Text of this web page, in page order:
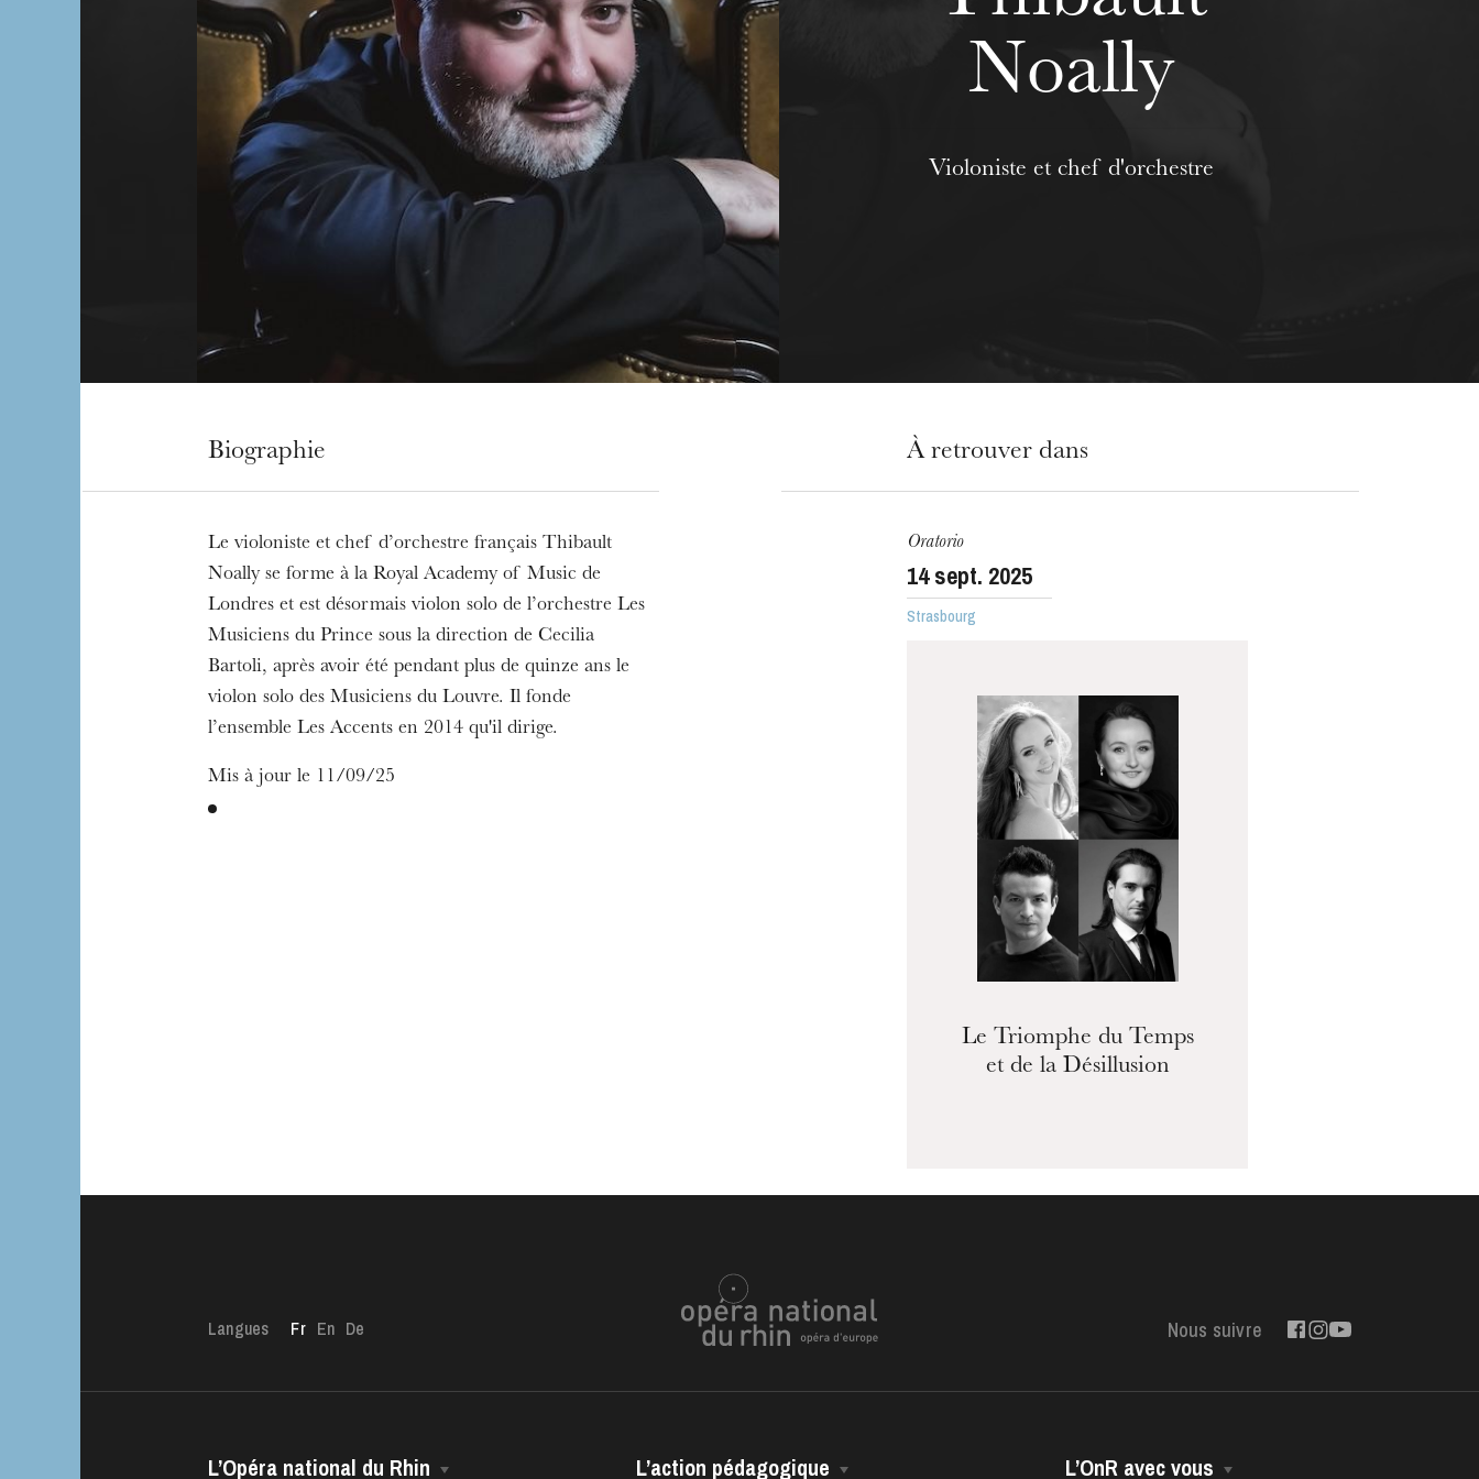
Visites de l’Opéra de
Strasbourg
MERCREDI
19
Noally
Violoniste et chef d'orchestre
Biographie
Le violoniste et chef d’orchestre français Thibault
Noally se forme à la Royal Academy of Music de
Londres et est désormais violon solo de l’orchestre Les
Musiciens du Prince sous la direction de Cecilia
Bartoli, après avoir été pendant plus de quinze ans le
violon solo des Musiciens du Louvre. Il fonde
l’ensemble Les Accents en 2014 qu'il dirige.
Mis à jour le 11/09/25
À retrouver dans
Oratorio
14sept. 2025
Strasbourg
Le Triomphe du Temps
et de la Désillusion
Langues Fr En De Nous suivre
L’Opéra national du Rhin L’action pédagogique L’OnR avec vous